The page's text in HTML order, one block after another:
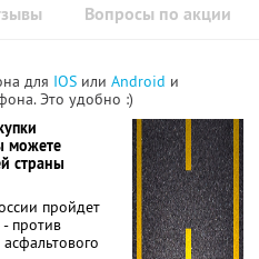
Вопросы по акции
для IOS или Android и
Это удобно :)
можете
страны
пройдет
- против